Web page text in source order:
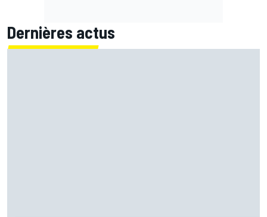
Dernières actus